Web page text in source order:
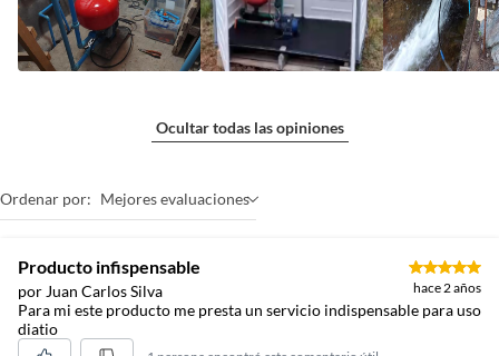
Ocultar todas las opiniones
Ordenar por: Mejores evaluaciones
Producto infispensable
por Juan Carlos Silva hace 2 años
Para mi este producto me presta un servicio indispensable para uso
diatio